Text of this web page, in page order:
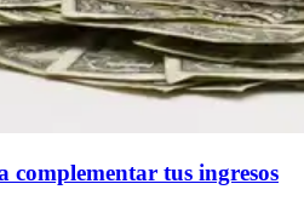
complementar tus ingresos